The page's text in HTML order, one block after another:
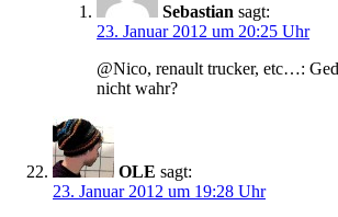
Sebastian sagt:
23. Januar 2012 um 20:25 Uhr
@Nico, renault trucker, etc…:
nicht wahr?
OLE sagt:
23. Januar 2012 um 19:28 Uhr